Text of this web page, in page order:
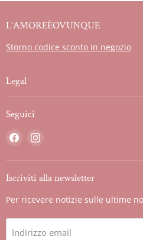
L'AMOREÈOVUNQUE
Storno codice sconto in negozio
Legal
Seguici
Trovaci
Iscriviti alla newsletter
Per ricevere notizie sulle ultime
Indirizzo email